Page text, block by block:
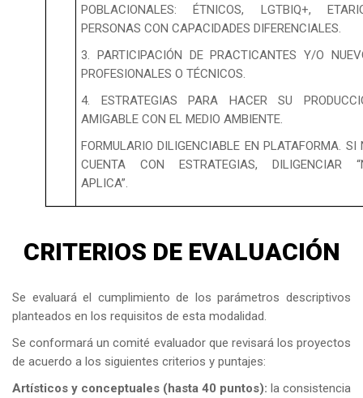
POBLACIONALES: ÉTNICOS, LGTBIQ+,
PERSONAS CON CAPACIDADES DIFERENCIALES.
3. PARTICIPACIÓN DE PRACTICANTES Y/O
PROFESIONALES O TÉCNICOS.
4. ESTRATEGIAS PARA HACER SU
AMIGABLE CON EL MEDIO AMBIENTE.
FORMULARIO DILIGENCIABLE EN PLATAFORMA. SI
CUENTA CON ESTRATEGIAS, DILIGENCIAR
APLICA”.
CRITERIOS DE EVALUACIÓN
Se evaluará el cumplimiento de los parámetros descriptivos
planteados en los requisitos de esta modalidad.
Se conformará un comité evaluador que revisará los proyectos
de acuerdo a los siguientes criterios y puntajes:
Artísticos y conceptuales (hasta 40 puntos): la consistencia